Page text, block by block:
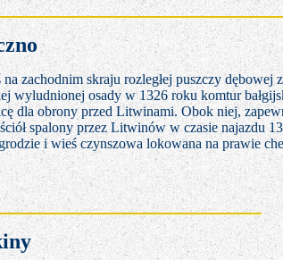
zachodnim skraju rozległej puszczy dębowej
wyludnionej osady w 1326 roku komtur
dla obrony przed Litwinami. Obok niej,
spalony przez Litwinów w czasie najazdu
i wieś czynszowa lokowana na prawie